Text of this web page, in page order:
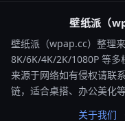
壁纸派（
壁纸派（wpap.cc）整理
8K/6K/4K/2K/1080P 等多
来源于网络如有侵权请联
链，适合桌搭、办公美化
关于我们